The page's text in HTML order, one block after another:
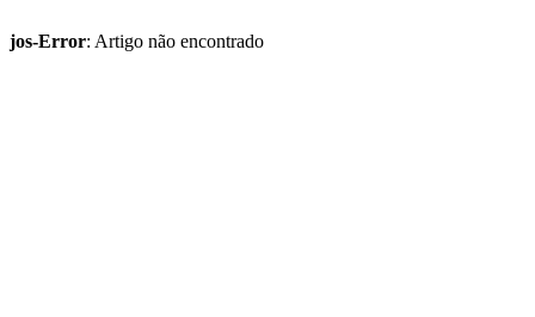
jos-Error: Artigo não encontrado